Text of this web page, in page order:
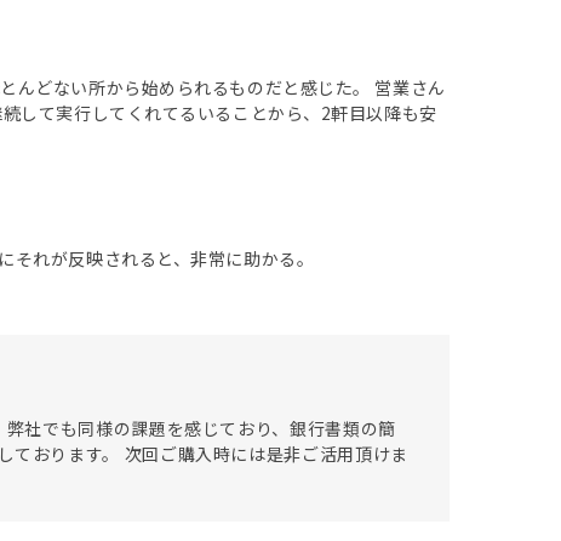
んどない所から始められるものだと感じた。 営業さん
して実行してくれてるいることから、2軒目以降も安
れが反映されると、非常に助かる。
社でも同様の課題を感じており、銀行書類の簡
ております。 次回ご購入時には是非ご活用頂けま